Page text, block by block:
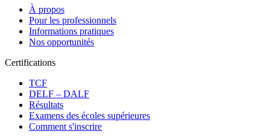
À propos
Pour les professionnels
Informations pratiques
Nos opportunités
Certifications
TCF
DELF – DALF
Résultats
Examens des écoles supérieures
Comment s'inscrire